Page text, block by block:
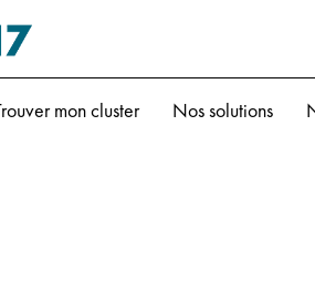
mon cluster Nos solutions